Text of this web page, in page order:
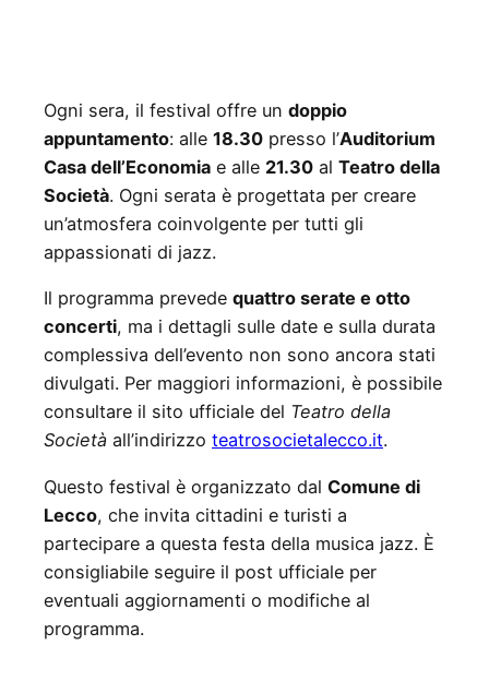
Ogni sera, il festival offre un doppio
appuntamento: alle 18.30 presso l’Auditorium
Casa dell’Economia e alle 21.30 al Teatro della
Società. Ogni serata è progettata per creare
un’atmosfera coinvolgente per tutti gli
appassionati di jazz.
Il programma prevede quattro serate e otto
concerti, ma i dettagli sulle date e sulla durata
complessiva dell’evento non sono ancora stati
divulgati. Per maggiori informazioni, è possibile
consultare il sito ufficiale del Teatro della
Società all’indirizzo teatrosocietalecco.it.
Questo festival è organizzato dal Comune di
Lecco, che invita cittadini e turisti a
partecipare a questa festa della musica jazz. È
consigliabile seguire il post ufficiale per
eventuali aggiornamenti o modifiche al
programma.